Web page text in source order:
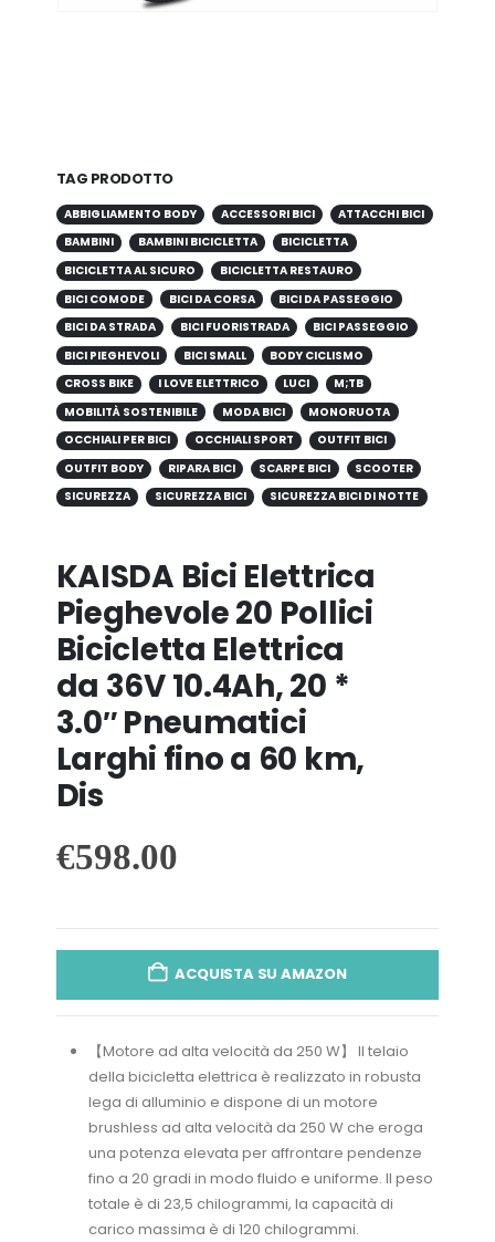
TAG PRODOTTO
ABBIGLIAMENTO BODY ACCESSORI BICI
ATTACCHI BICI
BAMBINI
BAMBINI BICICLETTA
BICICLETTA
BICICLETTA AL SICURO
BICICLETTA RESTAURO
BICI COMODE
BICI DA CORSA
BICI DA PASSEGGIO
BICI DA STRADA
BICI FUORISTRADA
BICI PASSEGGIO
BICI PIEGHEVOLI
BICI SMALL
BODY CICLISMO
CROSS BIKE
I LOVE ELETTRICO LUCI
M;TB
MOBILITÀ SOSTENIBILE
MODA BICI
MONORUOTA
OCCHIALI PER BICI
OCCHIALI SPORT
OUTFIT BICI
OUTFIT BODY
RIPARA BICI SCARPE BICI
SCOOTER
SICUREZZA
SICUREZZA BICI SICUREZZA BICI DI NOTTE
KAISDA Bici Elettrica
Pieghevole 20 Pollici
Bicicletta Elettrica
da 36V 10.4Ah, 20 *
3.0″ Pneumatici
Larghi fino a 60 km,
Dis
€598.00
ACQUISTA SU AMAZON
【Motore ad alta velocità da 250 W】 Il telaio
della bicicletta elettrica è realizzato in robusta
lega di alluminio e dispone di un motore
brushless ad alta velocità da 250 W che eroga
una potenza elevata per affrontare pendenze
fino a 20 gradi in modo fluido e uniforme. Il peso
totale è di 23,5 chilogrammi, la capacità di
carico massima è di 120 chilogrammi.